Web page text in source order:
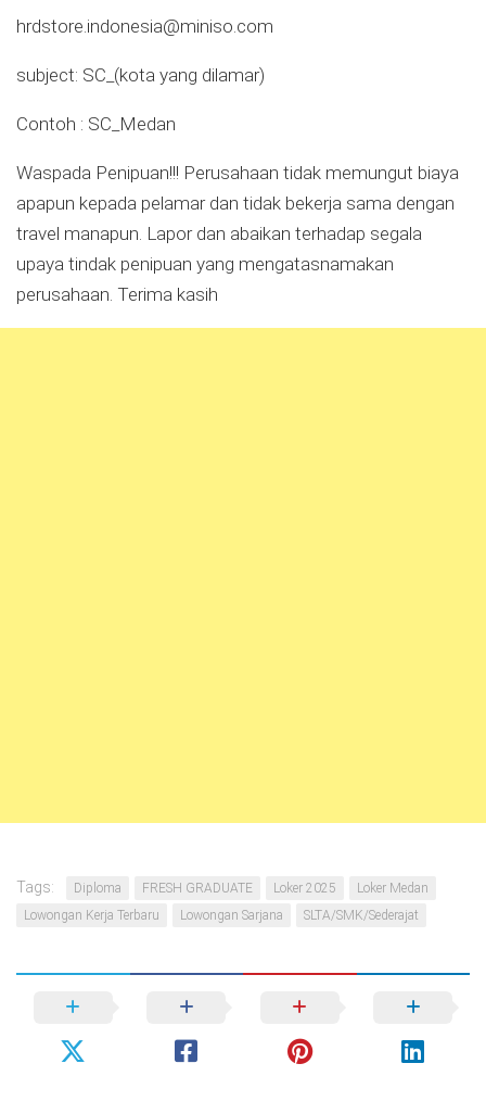
hrdstore.indonesia@miniso.com
subject: SC_(kota yang dilamar)
Contoh : SC_Medan
Waspada Penipuan!!! Perusahaan tidak memungut biaya
apapun kepada pelamar dan tidak bekerja sama dengan
travel manapun. Lapor dan abaikan terhadap segala
upaya tindak penipuan yang mengatasnamakan
perusahaan. Terima kasih
Tags: Diploma FRESH GRADUATE Loker 2025
Loker Medan
Lowongan Kerja Terbaru
Lowongan Sarjana SLTA/SMK/Sederajat